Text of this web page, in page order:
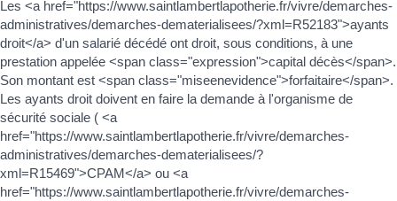
Les <a href="https://www.saintlambertlapotherie.fr/vivre/demarches-
administratives/demarches-dematerialisees/?xml=R52183">ayants
droit</a> d'un salarié décédé ont droit, sous conditions, à une
prestation appelée <span class="expression">capital décès</span>.
Son montant est <span class="miseenevidence">forfaitaire</span>.
Les ayants droit doivent en faire la demande à l'organisme de
sécurité sociale ( <a
href="https://www.saintlambertlapotherie.fr/vivre/demarches-
administratives/demarches-dematerialisees/?
xml=R15469">CPAM</a> ou <a
href="https://www.saintlambertlapotherie.fr/vivre/demarches-